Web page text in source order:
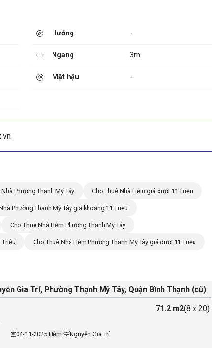
Hướng -
Ngang 3m
Mặt hậu -
Phường Thạnh Mỹ Tây Cho Thuê Nhà Hẻm giá dưới 11 Triệu
Phường Thạnh Mỹ Tây giá khoảng 11 Triệu
Cho Thuê Nhà Hẻm Phường Thạnh Mỹ Tây
Triệu Cho Thuê Nhà Hẻm Phường Thạnh Mỹ Tây giá dưới 11 Triệu
Gia Trí, Phường Thạnh Mỹ Tây, Quận Bình Thạnh (cũ)
71.2 m2(8 x 20)
04-11-2025 Hẻm Nguyễn Gia Trí